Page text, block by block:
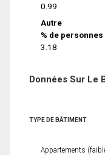
0.99
Autre
% de personnes
3.18
Données Sur Le
TYPE DE BÂTIMENT
Appartements